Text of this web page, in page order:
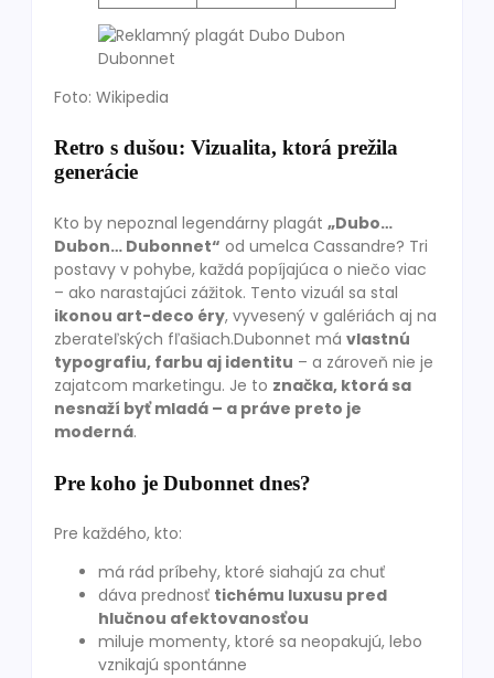
Foto: Wikipedia
Retro s dušou: Vizualita, ktorá prežila
generácie
Kto by nepoznal legendárny plagát „Dubo…
Dubon… Dubonnet“ od umelca Cassandre? Tri
postavy v pohybe, každá popíjajúca o niečo viac
– ako narastajúci zážitok. Tento vizuál sa stal
ikonou art-deco éry, vyvesený v galériách aj na
zberateľských fľašiach.Dubonnet má vlastnú
typografiu, farbu aj identitu – a zároveň nie je
zajatcom marketingu. Je to značka, ktorá sa
nesnaží byť mladá – a práve preto je
moderná.
Pre koho je Dubonnet dnes?
Pre každého, kto:
má rád príbehy, ktoré siahajú za chuť
dáva prednosť tichému luxusu pred
hlučnou afektovanosťou
miluje momenty, ktoré sa neopakujú, lebo
vznikajú spontánne